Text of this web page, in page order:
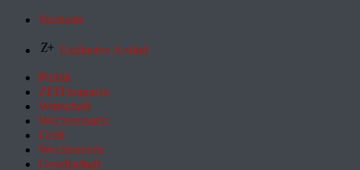
Startseite
Exklusive Artikel
Politik
ZEITmagazin
Wirtschaft
Wochenmarkt
Geld
Wochenende
Gesellschaft